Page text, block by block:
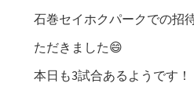
石巻セイホクパークでの招
ただきました😄
本日も3試合あるようです！